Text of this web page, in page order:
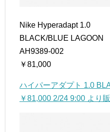
Nike Hyperadapt 1.0
BLACK/BLUE LAGOON
AH9389-002
￥81,000
ハイパーアダプト 1.0
￥81,000 2/24 9:00 より